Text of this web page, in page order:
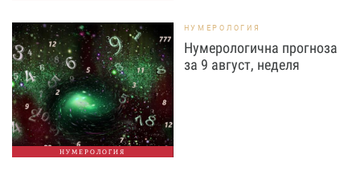
НУМЕРОЛОГИЯ
НУМЕРОЛОГИЯ
Нумерологична прогноза
за 9 август, неделя